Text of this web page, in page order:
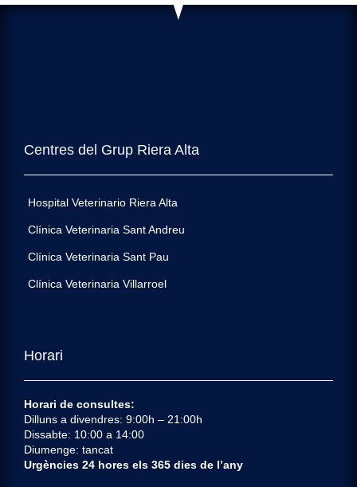
Centres del Grup Riera Alta
Hospital Veterinario Riera Alta
Clínica Veterinaria Sant Andreu
Clínica Veterinaria Sant Pau
Clínica Veterinaria Villarroel
Horari
Horari de consultes:
Dilluns a divendres: 9:00h – 21:00h
Dissabte: 10:00 a 14:00
Diumenge: tancat
Urgències 24 hores els 365 dies de l’any